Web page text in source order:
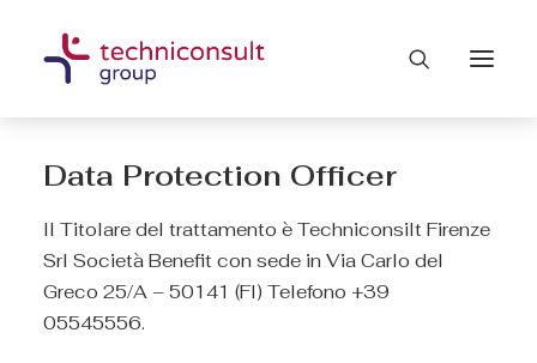
Data Protection Officer
Il Titolare del trattamento è Techniconsilt Firenze
Srl Società Benefit con sede in Via Carlo del
Greco 25/A – 50141 (FI) Telefono +39
05545556.